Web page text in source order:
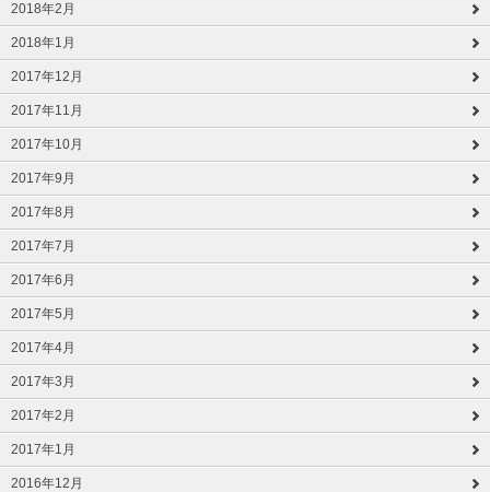
2018年2月
2018年1月
2017年12月
2017年11月
2017年10月
2017年9月
2017年8月
2017年7月
2017年6月
2017年5月
2017年4月
2017年3月
2017年2月
2017年1月
2016年12月